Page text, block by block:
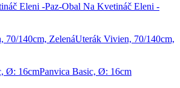
Obal Na Kvetináč Eleni -
Uterák Vivien, 70/140cm,
Panvica Basic, Ø: 16cm